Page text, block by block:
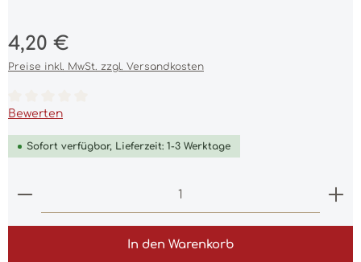
Regulärer Preis:
4,20 €
Preise inkl. MwSt. zzgl. Versandkosten
Durchschnittliche Bewertung von 0 von 5 Sternen
Bewerten
Sofort verfügbar, Lieferzeit: 1-3 Werktage
Produkt Anzahl: Gib den gewünschten Wert
In den Warenkorb